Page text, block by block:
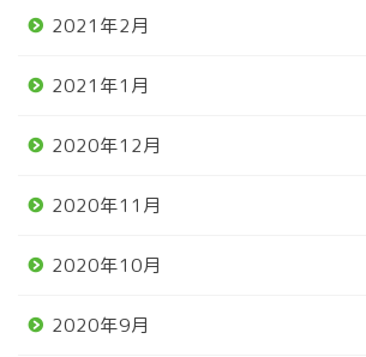
2021年2月
2021年1月
2020年12月
2020年11月
2020年10月
2020年9月